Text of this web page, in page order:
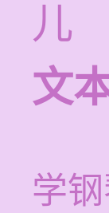
儿
文
学